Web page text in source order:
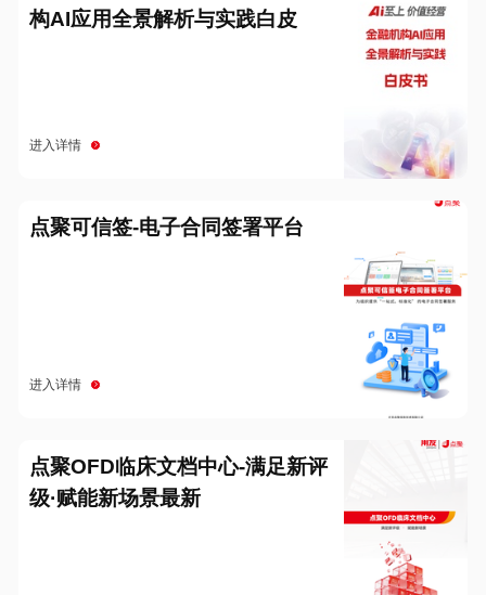
构AI应用全景解析与实践白皮
进入详情
点聚可信签-电子合同签署平台
进入详情
点聚OFD临床文档中心-满足新评
级·赋能新场景最新